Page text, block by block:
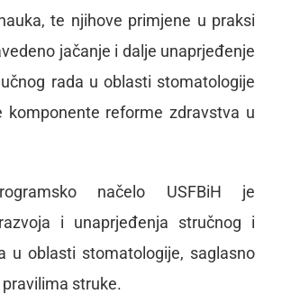
te njihove primjene u praksi
jačanje i dalje unaprjeđenje
rada u oblasti stomatologije
komponente reforme zdravstva u
načelo USFBiH je
i unaprjeđenja stručnog i
u oblasti stomatologije, saglasno
struke.